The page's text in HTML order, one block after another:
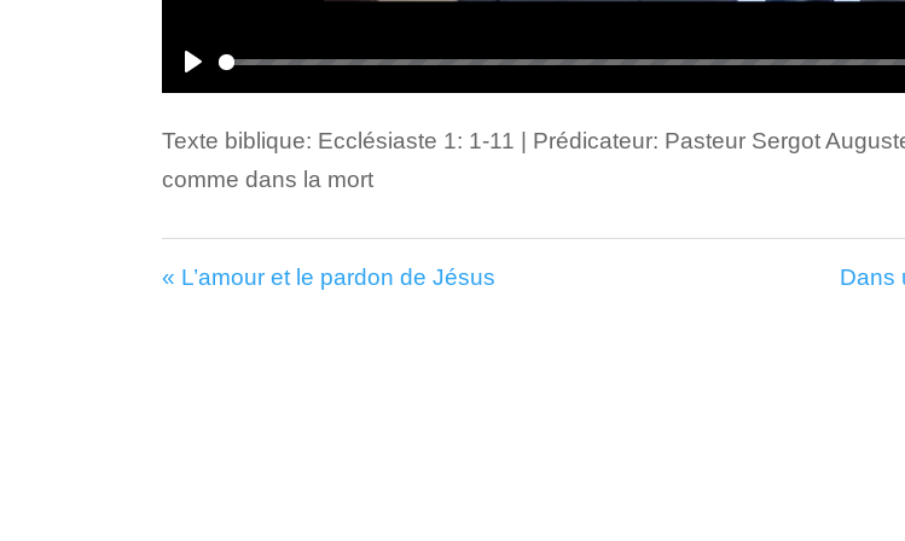
Play
Texte biblique: Ecclésiaste 1: 1-11 | Prédicateur: Pasteur Sergot
comme dans la mort
« L’amour et le pardon de Jésus
Dans